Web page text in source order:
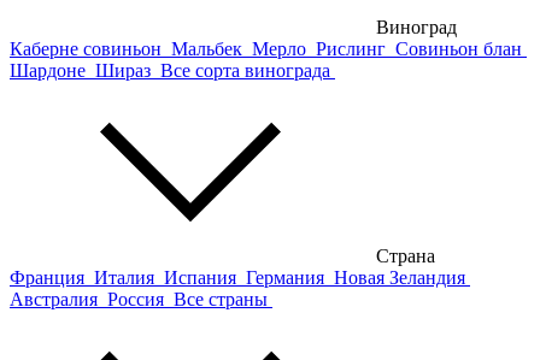
Виноград
Каберне совиньон Мальбек Мерло Рислинг Совиньон блан
Шардоне Шираз Все сорта винограда
Страна
Франция Италия Испания Германия Новая Зеландия
Австралия Россия Все страны